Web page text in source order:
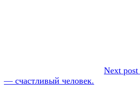
Next post
— счастливый человек.